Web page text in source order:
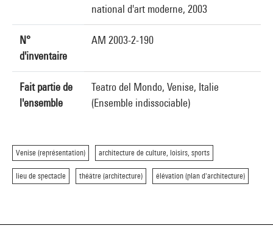
national d'art moderne, 2003
N°
d'inventaire
AM 2003-2-190
Fait partie de
l'ensemble
Teatro del Mondo, Venise, Italie
(Ensemble indissociable)
Venise (représentation) architecture de culture, loisirs, sports
lieu de spectacle théâtre (architecture) élévation (plan d'architecture)